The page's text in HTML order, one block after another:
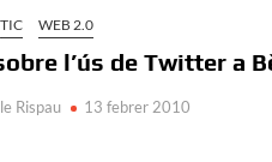
TIC WEB 2.0
l’ús de Twitter a
Rispau 13 febrer 2010